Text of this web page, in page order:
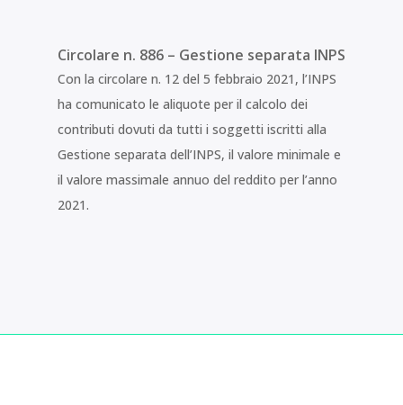
Circolare n. 886 – Gestione separata INPS
Con la circolare n. 12 del 5 febbraio 2021, l’INPS
ha comunicato le aliquote per il calcolo dei
contributi dovuti da tutti i soggetti iscritti alla
Gestione separata dell’INPS, il valore minimale e
il valore massimale annuo del reddito per l’anno
2021.